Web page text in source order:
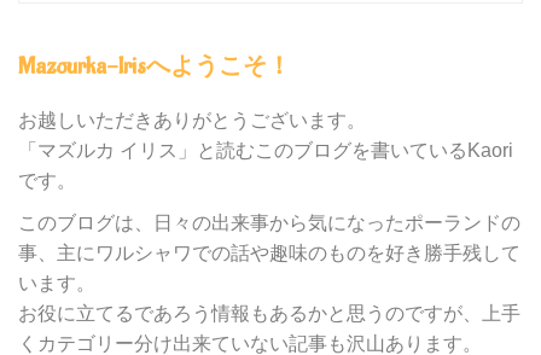
の
テ
ゴ
ー
別
検
索
Mazourka-Irisへようこそ！
お越しいただきありがとうございます。
「マズルカ イリス」と読むこのブログを書いているKaori
です。
このブログは、日々の出来事から気になったポーランドの
事、主にワルシャワでの話や趣味のものを好き勝手残して
います。
お役に立てるであろう情報もあるかと思うのですが、上手
くカテゴリー分け出来ていない記事も沢山あります。